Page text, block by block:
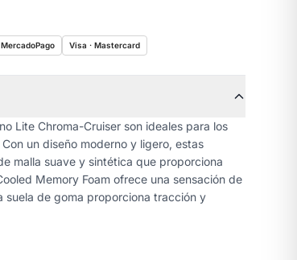
MercadoPago Visa · Mastercard
Lite Chroma-Cruiser son ideales para los
un diseño moderno y ligero, estas
malla suave y sintética que proporciona
Memory Foam ofrece una sensación de
de goma proporciona tracción y